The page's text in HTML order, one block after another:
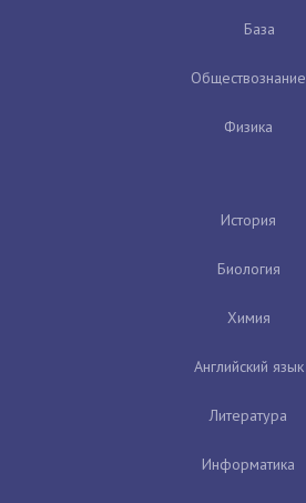
База
Обществознание
Физика
История
Биология
Химия
Английский язык
Литература
Информатика